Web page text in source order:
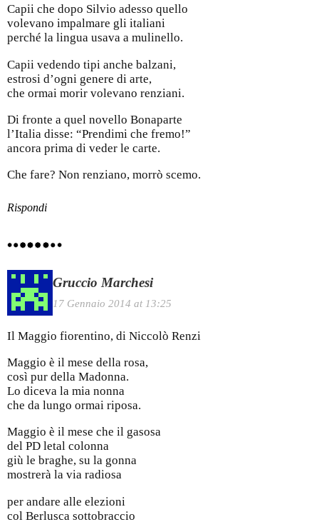
Capii che dopo Silvio adesso quello
volevano impalmare gli italiani
perché la lingua usava a mulinello.
Capii vedendo tipi anche balzani,
estrosi d’ogni genere di arte,
che ormai morir volevano renziani.
Di fronte a quel novello Bonaparte
l’Italia disse: “Prendimi che fremo!”
ancora prima di veder le carte.
Che fare? Non renziano, morrò scemo.
Rispondi
Gruccio Marchesi
17 Gennaio 2014 at 13:25
Il Maggio fiorentino, di Niccolò Renzi
Maggio è il mese della rosa,
così pur della Madonna.
Lo diceva la mia nonna
che da lungo ormai riposa.
Maggio è il mese che il gasosa
del PD letal colonna
giù le braghe, su la gonna
mostrerà la via radiosa
per andare alle elezioni
col Berlusca sottobraccio